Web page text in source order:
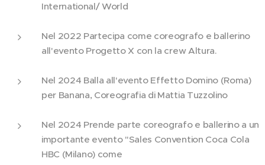
International/ World
Nel 2022 Partecipa come coreografo e ballerino
all'evento Progetto X con la crew Altura.
Nel 2024 Balla all'evento Effetto Domino (Roma)
per Banana, Coreografia di Mattia Tuzzolino
Nel 2024 Prende parte coreografo e ballerino a un
importante evento "Sales Convention Coca Cola
HBC (Milano) come